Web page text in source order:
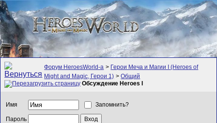
Форум HeroesWorld-а > Герои Меча и Магии I (Heroes of
Might and Magic, Герои 1) >Общий
Обсуждение Heroes I
Имя Запомнить?
Пароль